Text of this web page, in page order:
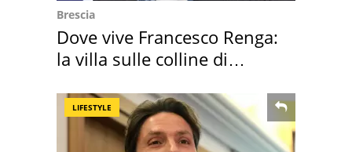
Brescia
Dove vive Francesco Renga:
la villa sulle colline di
LIFESTYLE